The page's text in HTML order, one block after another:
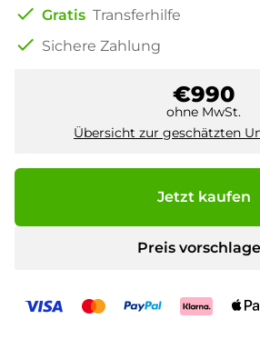
check Gratis Transferhilfe
check Sichere Zahlung
€990
ohne MwSt.
Übersicht zur geschätzten
Jetzt kaufen
Preis